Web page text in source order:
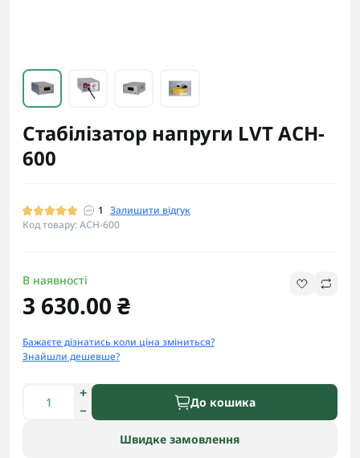
Стабілізатор напруги LVT АCH-
600
1 Залишити відгук
Код товару: АCH-600
В наявності
3 630.00 ₴
Бажаєте дізнатись коли ціна зміниться?
Знайшли дешевше?
До кошика
Швидке замовлення